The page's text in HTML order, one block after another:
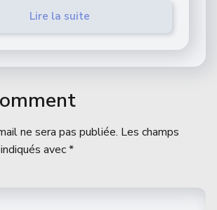
Lire la suite
ne sera pas publiée. Les champs
avec*